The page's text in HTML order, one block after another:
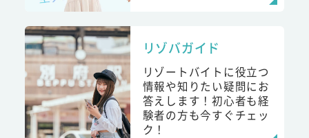
リゾバガイド
リゾートバイトに役立つ
情報や知りたい疑問にお
答えします！初心者も経
験者の方も今すぐチェッ
ク！